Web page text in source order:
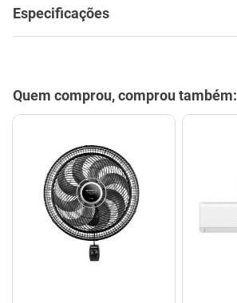
Especificações
Quem comprou, comprou também: